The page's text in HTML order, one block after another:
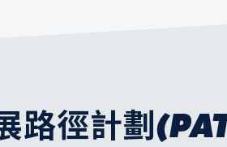
路徑計劃